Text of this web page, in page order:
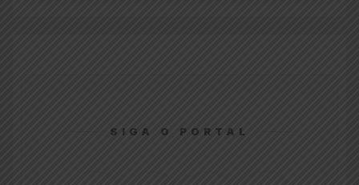
SIGA O PORTAL